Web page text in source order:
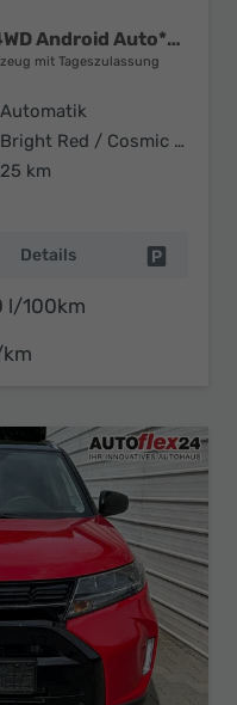
GL+ Comfort 1.4 MHEV AT 4WD Android Auto*Navi*SHZ*ACC*Kamera*Klimauto*LED*PrivacyGlas
mit Tageszulassung
Automatik
Bright Red / Cosmic Black Pearl Metallic
25 km
Details
l/100km